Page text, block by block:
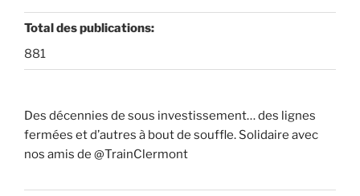
Total des publications:
881
Des décennies de sous investissement… des lignes
fermées et d’autres à bout de souffle. Solidaire avec
nos amis de @TrainClermont